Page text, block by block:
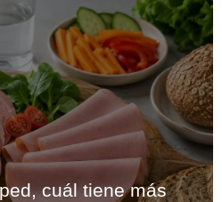
cuál tiene más